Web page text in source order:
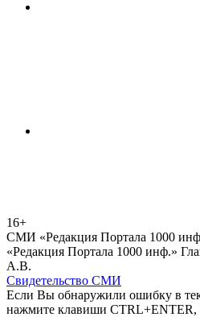
16+
СМИ «Редакция Портала 1000
«Редакция Портала 1000 инф.»
А.В.
Свидетельство СМИ
Если Вы обнаружили ошибку в
нажмите клавиши CTRL+ENTER,